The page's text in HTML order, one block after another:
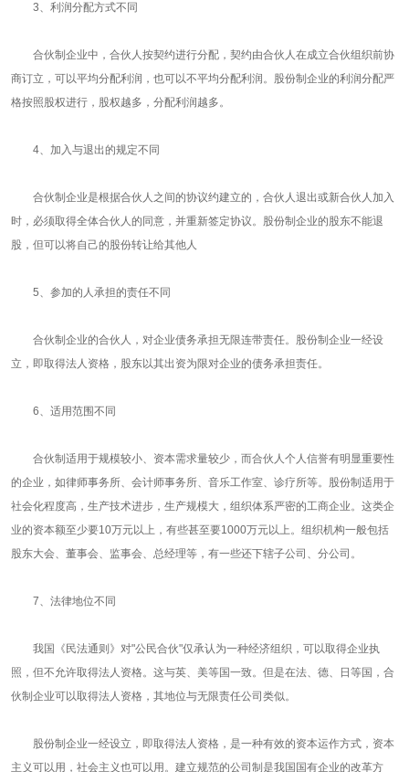
3、利润分配方式不同
合伙制企业中，合伙人按契约进行分配，契约由合伙人在成立合伙组织前协
商订立，可以平均分配利润，也可以不平均分配利润。股份制企业的利润分配严
格按照股权进行，股权越多，分配利润越多。
4、加入与退出的规定不同
合伙制企业是根据合伙人之间的协议约建立的，合伙人退出或新合伙人加入
时，必须取得全体合伙人的同意，并重新签定协议。股份制企业的股东不能退
股，但可以将自己的股份转让给其他人
5、参加的人承担的责任不同
合伙制企业的合伙人，对企业债务承担无限连带责任。股份制企业一经设
立，即取得法人资格，股东以其出资为限对企业的债务承担责任。
6、适用范围不同
合伙制适用于规模较小、资本需求量较少，而合伙人个人信誉有明显重要性
的企业，如律师事务所、会计师事务所、音乐工作室、诊疗所等。股份制适用于
社会化程度高，生产技术进步，生产规模大，组织体系严密的工商企业。这类企
业的资本额至少要10万元以上，有些甚至要1000万元以上。组织机构一般包括
股东大会、董事会、监事会、总经理等，有一些还下辖子公司、分公司。
7、法律地位不同
我国《民法通则》对"公民合伙"仅承认为一种经济组织，可以取得企业执
照，但不允许取得法人资格。这与英、美等国一致。但是在法、德、日等国，合
伙制企业可以取得法人资格，其地位与无限责任公司类似。
股份制企业一经设立，即取得法人资格，是一种有效的资本运作方式，资本
主义可以用，社会主义也可以用。建立规范的公司制是我国国有企业的改革方